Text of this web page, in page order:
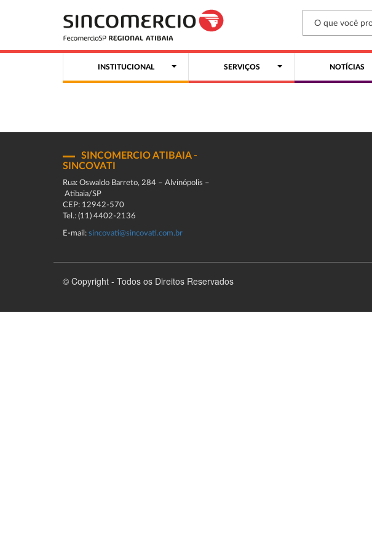
INSTITUCIONAL SERVIÇOS NOTÍCIAS
SINCOMERCIO ATIBAIA -
SINCOVATI
Rua: Oswaldo Barreto, 284 – Alvinópolis –
Atibaia/SP
CEP: 12942-570
Tel.: (11) 4402-2136
E-mail: sincovati@sincovati.com.br
© Copyright - Todos os Direitos Reservados